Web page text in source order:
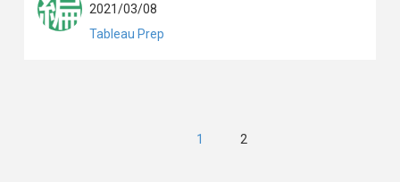
2021/03/08
Tableau Prep
1 2